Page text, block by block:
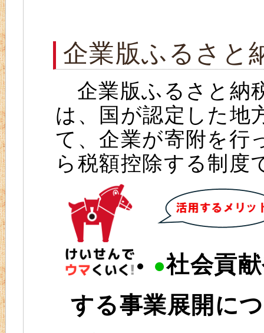
企業版ふるさと
企業版ふるさと納
は、国が認定した地
て、企業が寄附を行
ら税額控除する制度
●社会貢
する事業展開に